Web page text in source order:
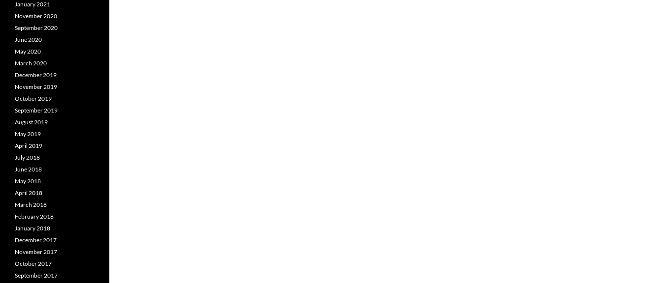
January 2021
November 2020
September 2020
June 2020
May 2020
March 2020
December 2019
November 2019
October 2019
September 2019
August 2019
May 2019
April 2019
July 2018
June 2018
May 2018
April 2018
March 2018
February 2018
January 2018
December 2017
November 2017
October 2017
September 2017